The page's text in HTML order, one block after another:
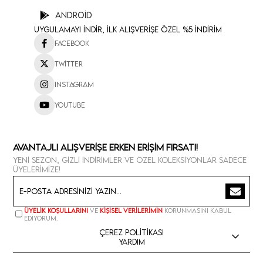
Android
Uygulamayı İndir, İlk Alışverişe Özel %5 İndirim
Facebook
Twitter
Instagram
Youtube
Avantajlı Alışverişe Erken Erişim Fırsatı!
Yeni sezon, gizli indirimler ve özel koleksiyonlar sadece
üyelerimize!
Üyelik koşullarını ve kişisel verilerimin korunmasını kabul
ediyorum.
Çerez Politikası
Yardım